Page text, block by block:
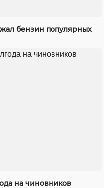
бензин популярных
на чиновников